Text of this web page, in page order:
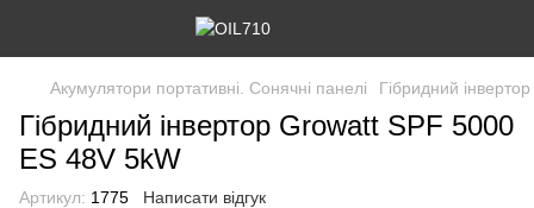
Акумулятори портативні. Сонячні панелі Гібридний
Гібридний інвертор Growatt SPF 5000
ES 48V 5kW
Артикул: 1775 Написати відгук